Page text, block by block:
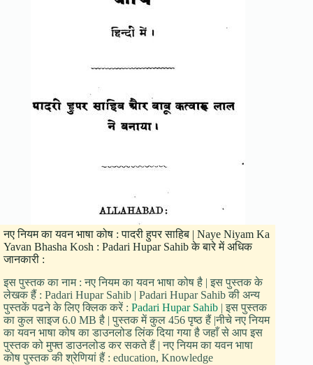
नए नियम का यवन भाषा कोष : पादरी हुपर साहिब | Naye Niyam Ka
Yavan Bhasha Kosh : Padari Hupar Sahib के बारे में अधिक
जानकारी :
इस पुस्तक का नाम : नए नियम का यवन भाषा कोष है | इस पुस्तक के
लेखक हैं : Padari Hupar Sahib | Padari Hupar Sahib की अन्य
पुस्तकें पढने के लिए क्लिक करें : Padari Hupar Sahib | इस पुस्तक
का कुल साइज 6.0 MB है | पुस्तक में कुल 456 पृष्ठ हैं |नीचे नए नियम
का यवन भाषा कोष का डाउनलोड लिंक दिया गया है जहाँ से आप इस
पुस्तक को मुफ्त डाउनलोड कर सकते हैं | नए नियम का यवन भाषा
कोष पुस्तक की श्रेणियां हैं : education, Knowledge